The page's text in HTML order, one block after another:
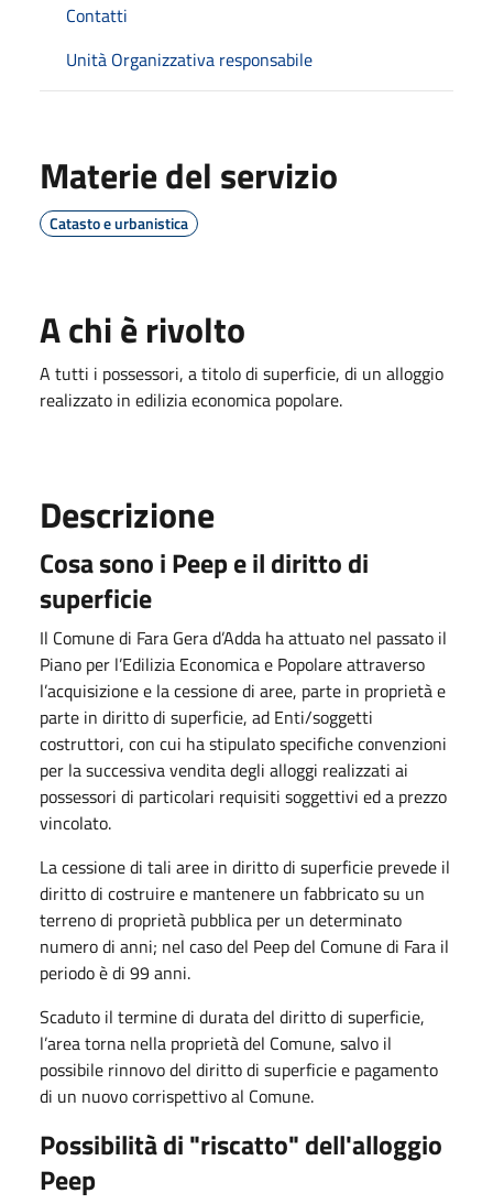
Contatti
Unità Organizzativa responsabile
Materie del servizio
Catasto e urbanistica
A chi è rivolto
A tutti i possessori, a titolo di superficie, di un alloggio
realizzato in edilizia economica popolare.
Descrizione
Cosa sono i Peep e il diritto di
superficie
Il Comune di Fara Gera d’Adda ha attuato nel passato il
Piano per l’Edilizia Economica e Popolare attraverso
l’acquisizione e la cessione di aree, parte in proprietà e
parte in diritto di superficie, ad Enti/soggetti
costruttori, con cui ha stipulato specifiche convenzioni
per la successiva vendita degli alloggi realizzati ai
possessori di particolari requisiti soggettivi ed a prezzo
vincolato.
La cessione di tali aree in diritto di superficie prevede il
diritto di costruire e mantenere un fabbricato su un
terreno di proprietà pubblica per un determinato
numero di anni; nel caso del Peep del Comune di Fara il
periodo è di 99 anni.
Scaduto il termine di durata del diritto di superficie,
l’area torna nella proprietà del Comune, salvo il
possibile rinnovo del diritto di superficie e pagamento
di un nuovo corrispettivo al Comune.
Possibilità di "riscatto" dell'alloggio
Peep